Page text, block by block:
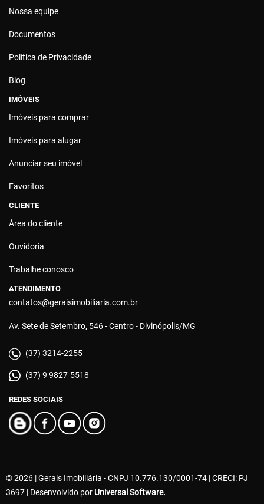
Nossa equipe
Documentos
Política de Privacidade
Blog
IMÓVEIS
Imóveis para comprar
Imóveis para alugar
Anunciar seu imóvel
Favoritos
CLIENTE
Área do cliente
Ouvidoria
Trabalhe conosco
ATENDIMENTO
contatos@geraisimobiliaria.com.br
Av. Sete de Setembro, 546 - Centro - Divinópolis/MG
(37) 3214-2255
(37) 9 9827-5518
REDES SOCIAIS
© 2026 | Gerais Imobiliária - CNPJ 10.776.130/0001-74 | CRECI: PJ
3697 | Desenvolvido por Universal Software.